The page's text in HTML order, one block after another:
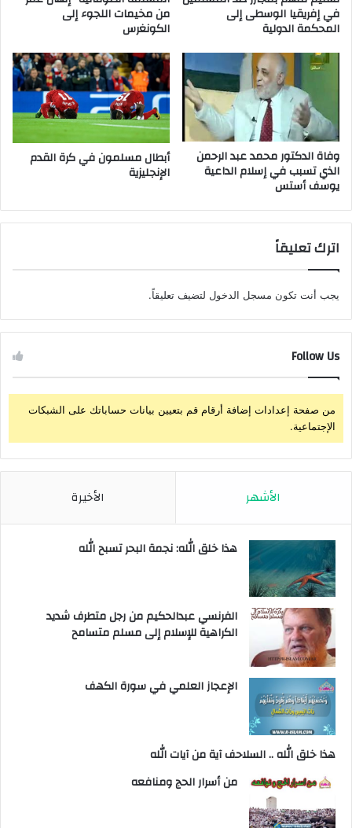
في إفريقيا الوسطى إلى
المحكمة الدولية
من مخيمات اللجوء إلى
الكونغرس
وفاة الدكتور محمد عبد الرحمن
الذي تسبب في إسلام الداعية
يوسف أستس
أبطال مسلمون في كرة القدم
الإنجليزية
اترك تعليقاً
يجب أنت تكون مسجل الدخول لتضيف تعليقاً.
Follow Us
من صفحة إعدادات إضافة أرقام قم بتعيين بيانات حساباتك على الشبكات
الإجتماعية.
الأشهر الأخيرة
هذا خلق الله: نجمة البحر تسبح الله
الفرنسي عبدالحكيم من رجل متطرف شديد
الكراهية للإسلام إلى مسلم متسامح
الإعجاز العلمي في سورة الكهف
هذا خلق الله .. السلاحف آية من آيات الله
من أسرار الحج ومنافعه